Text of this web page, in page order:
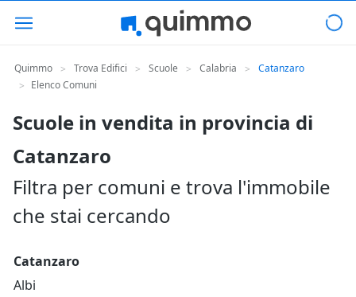
Quimmo > Trova Edifici > Scuole > Calabria >
Catanzaro
> Elenco Comuni
Scuole in vendita in provincia di
Catanzaro
Filtra per comuni e trova l'immobile
che stai cercando
Catanzaro
Albi